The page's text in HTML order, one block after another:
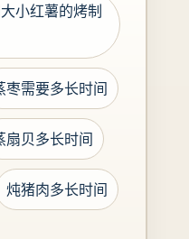
小红薯的烤制
枣需要多长时间
扇贝多长时间
炖猪肉多长时间